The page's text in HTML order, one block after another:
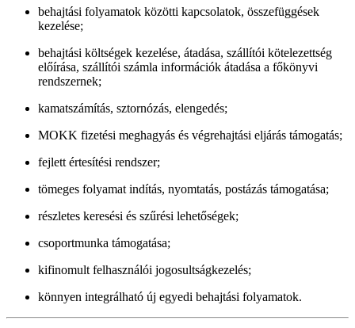
behajtási folyamatok közötti kapcsolatok, összefüggések
kezelése;
behajtási költségek kezelése, átadása, szállítói kötelezettség
előírása, szállítói számla információk átadása a főkönyvi
rendszernek;
kamatszámítás, sztornózás, elengedés;
MOKK fizetési meghagyás és végrehajtási eljárás támogatás;
fejlett értesítési rendszer;
tömeges folyamat indítás, nyomtatás, postázás támogatása;
részletes keresési és szűrési lehetőségek;
csoportmunka támogatása;
kifinomult felhasználói jogosultságkezelés;
könnyen integrálható új egyedi behajtási folyamatok.